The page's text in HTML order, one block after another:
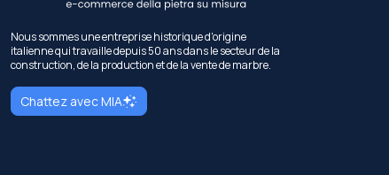
Nous sommes une entreprise historique d'origine
italienne qui travaille depuis 50 ans dans le secteur de la
construction, de la production et de la vente de marbre.
Chattez avec MIA